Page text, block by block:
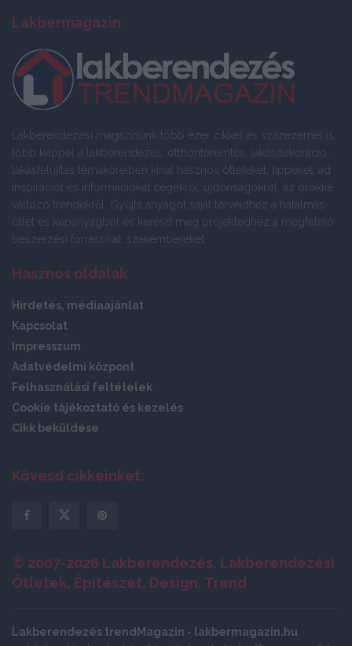
Lakbermagazin
Lakberendezési magazinunk több ezer cikkel és százezernél is
több képpel a lakberendezés, otthonteremtés, lakásdekoráció,
lakásfelújítás témaköreiben kínál hasznos ötleteket, tippeket, ad
inspirációt és információkat cégekről, újdonságokról, az örökké
változó trendekről. Gyűjts anyagot saját terveidhez a hatalmas
ötlet és képanyagból és keresd meg projektedhez a megfelelő
beszerzési forrásokat, szakembereket.
Hasznos oldalak
Hirdetés, médiaajánlat
Kapcsolat
Impresszum
Adatvédelmi központ
Felhasználási feltételek
Cookie tájékoztató és kezelés
Cikk beküldése
Kövesd cikkeinket:
© 2007-2026 Lakberendezés, Lakberendezési
Ötletek, Építészet, Design, Trend
Lakberendezés trendMagazin - lakbermagazin.hu